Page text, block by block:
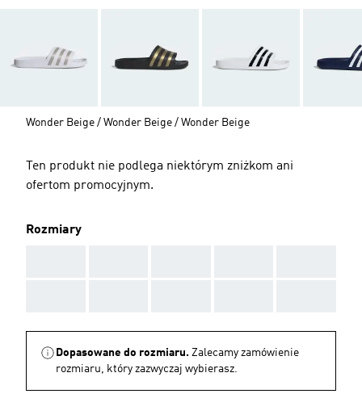
Wonder Beige / Wonder Beige / Wonder Beige
Ten produkt nie podlega niektórym zniżkom ani
ofertom promocyjnym.
Rozmiary
Dopasowane do rozmiaru. Zalecamy zamówienie
rozmiaru, który zazwyczaj wybierasz.